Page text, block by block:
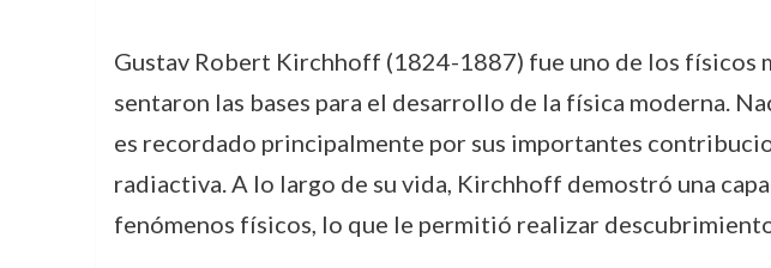
Gustav Robert Kirchhoff (1824-1887) fue uno de los físicos
sentaron las bases para el desarrollo de la física moderna.
es recordado principalmente por sus importantes
radiactiva. A lo largo de su vida, Kirchhoff demostró una
fenómenos físicos, lo que le permitió realizar